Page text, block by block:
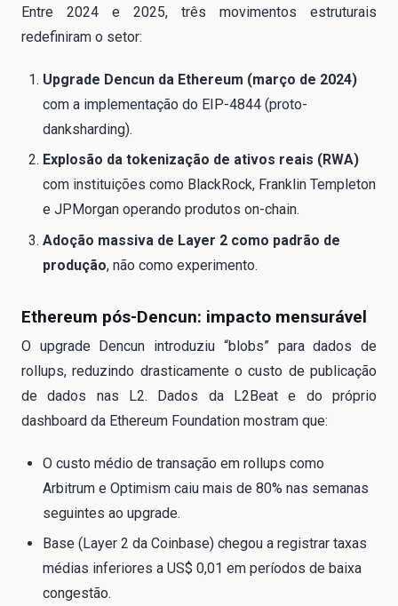
Entre 2024 e 2025, três movimentos estruturais
redefiniram o setor:
Upgrade Dencun da Ethereum (março de 2024)
com a implementação do EIP-4844 (proto-
danksharding).
Explosão da tokenização de ativos reais (RWA)
com instituições como BlackRock, Franklin Templeton
e JPMorgan operando produtos on-chain.
Adoção massiva de Layer 2 como padrão de
produção, não como experimento.
Ethereum pós-Dencun: impacto mensurável
O upgrade Dencun introduziu “blobs” para dados de
rollups, reduzindo drasticamente o custo de publicação
de dados nas L2. Dados da L2Beat e do próprio
dashboard da Ethereum Foundation mostram que:
O custo médio de transação em rollups como
Arbitrum e Optimism caiu mais de 80% nas semanas
seguintes ao upgrade.
Base (Layer 2 da Coinbase) chegou a registrar taxas
médias inferiores a US$ 0,01 em períodos de baixa
congestão.